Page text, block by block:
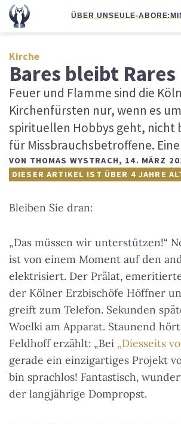
ÜBER UNSEULE-ABO
Kirche
Bares bleibt Rares
Feuer und Flamme sind die
Kirchenfürsten nur, wenn es
spirituellen Hobbys geht, nicht
für Missbrauchsbetroffene. Eine
VON THOMAS WYSTRACH, 14. MÄRZ
DIESER ARTIKEL IST ÜBER 4 JAHRE
Bleiben Sie dran:
„Das müssen wir unterstützen!“
ist von einem Moment auf den
elektrisiert. Der Prälat,
der Kölner Erzbischöfe Höffner
greift zum Telefon. Sekunden
Woelki am Apparat. Staunend
Feldhoff erzählt: „Bei „Diesseits
gerade ein einzigartiges Projekt
bin sprachlos! Fantastisch,
der langjährige Dompropst.